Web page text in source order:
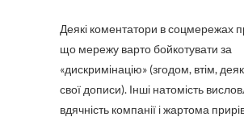
Деякі коментатори в соцмережах
що мережу варто бойкотувати за
«дискримінацію» (згодом, втім,
свої дописи). Інші натомість
вдячність компанії і жартома